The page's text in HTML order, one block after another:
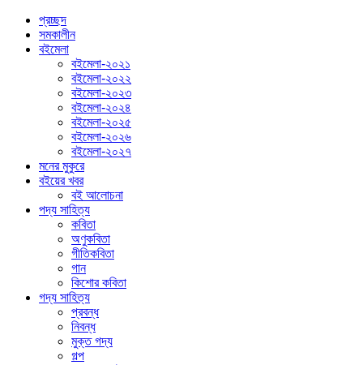
প্রচ্ছদ
সমকালীন
বইমেলা
বইমেলা-২০২১
বইমেলা-২০২২
বইমেলা-২০২৩
বইমেলা-২০২৪
বইমেলা-২০২৫
বইমেলা-২০২৬
বইমেলা-২০২৭
মনের মুকুরে
বইয়ের খবর
বই আলোচনা
পদ্য সাহিত্য
কবিতা
অণুকবিতা
গীতিকবিতা
গান
কিশোর কবিতা
গদ্য সাহিত্য
প্রবন্ধ
নিবন্ধ
মুক্ত গদ্য
গল্প